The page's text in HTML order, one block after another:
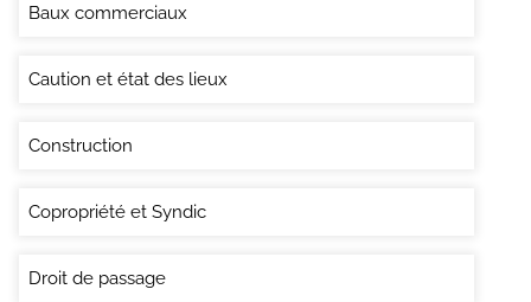
Baux commerciaux
Caution et état des lieux
Construction
Copropriété et Syndic
Droit de passage